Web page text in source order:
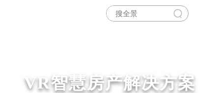
VR智慧房产解决方案